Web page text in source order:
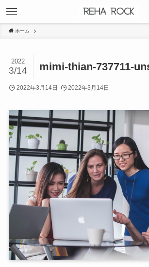
ホーム
mimi-thian-737711-
2022
3/14
2022年3月14日 2022年3月14日